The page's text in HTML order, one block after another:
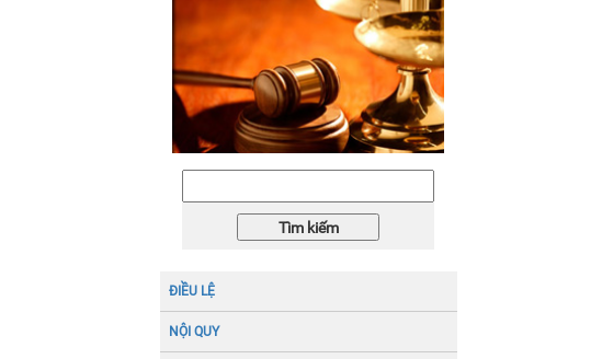
BỒI DƯỠNG VỀ CHUYÊN MÔN, NGHIỆP VỤ
CỦA LUẬT SƯ NGÀY ĐỢT 03- NGÀY 18-4-
2026
QUYẾT ĐỊNH VỀ VIỆC ĐĂNG KÝ TẬP SỰ
HÀNH NGHỀ LUẬT SƯ ĐỢT 46
THÔNG BÁO Chương trình bồi dưỡng
chuyên môn, nghiệp vụ của luật sư đợt 04
ĐIỀU LỆ
NỘI QUY